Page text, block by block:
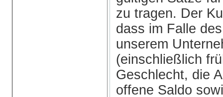
zu tragen. Der
dass im Falle
unserem
(einschließlich
Geschlecht, die
offene Saldo